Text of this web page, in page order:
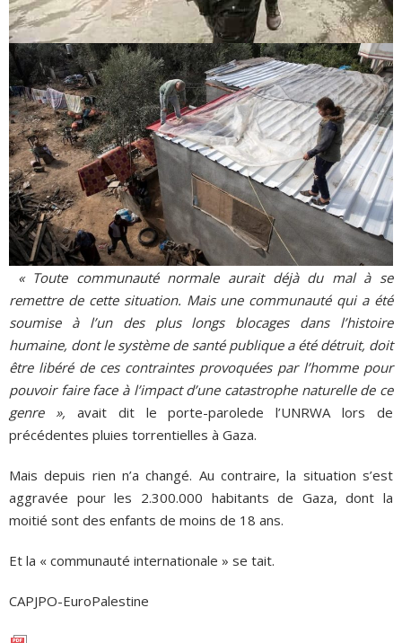
« Toute communauté normale aurait déjà du mal à se
remettre de cette situation. Mais une communauté qui a été
soumise à l’un des plus longs blocages dans l’histoire
humaine, dont le système de santé publique a été détruit, doit
être libéré de ces contraintes provoquées par l’homme pour
pouvoir faire face à l’impact d’une catastrophe naturelle de ce
genre », avait dit le porte-parolede l’UNRWA lors de
précédentes pluies torrentielles à Gaza.
Mais depuis rien n’a changé. Au contraire, la situation s’est
aggravée pour les 2.300.000 habitants de Gaza, dont la
moitié sont des enfants de moins de 18 ans.
Et la « communauté internationale » se tait.
CAPJPO-EuroPalestine